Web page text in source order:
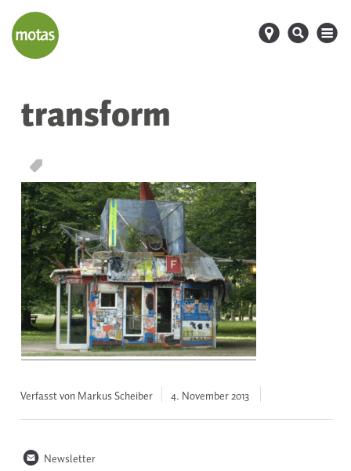
d s M
transform
T
Verfasst von Markus Scheiber 4. November2013
n Newsletter